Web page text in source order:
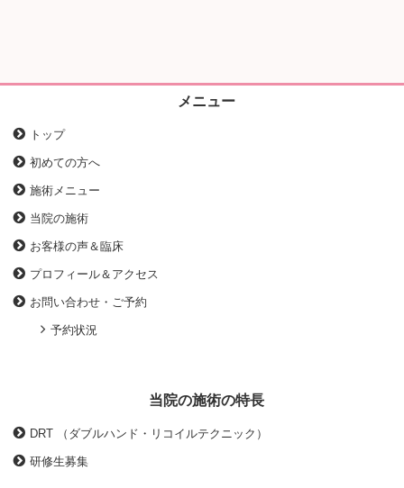
メニュー
トップ
初めての方へ
施術メニュー
当院の施術
お客様の声＆臨床
プロフィール＆アクセス
お問い合わせ・ご予約
予約状況
当院の施術の特長
DRT （ダブルハンド・リコイルテクニック）
研修生募集